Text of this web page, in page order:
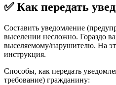
✅ Как передать
Составить уведомление
выселении несложно. Гораздо
выселяемому/нарушителю. На
инструкция.
Способы, как передать
требование) гражданину: